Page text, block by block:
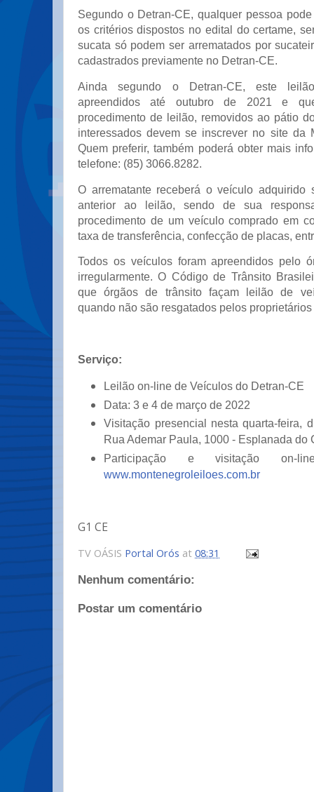
Segundo o Detran-CE, qualquer pessoa
os critérios dispostos no edital do certame,
sucata só podem ser arrematados por
cadastrados previamente no Detran-CE.
Ainda segundo o Detran-CE, este
apreendidos até outubro de 2021 e
procedimento de leilão, removidos ao pátio
interessados devem se inscrever no site da
Quem preferir, também poderá obter mais
telefone: (85) 3066.8282.
O arrematante receberá o veículo adquirido
anterior ao leilão, sendo de sua
procedimento de um veículo comprado em
taxa de transferência, confecção de placas,
Todos os veículos foram apreendidos pelo
irregularmente. O Código de Trânsito
que órgãos de trânsito façam leilão de
quando não são resgatados pelos
Serviço:
Leilão on-line de Veículos do Detran-CE
Data: 3 e 4 de março de 2022
Visitação presencial nesta quarta-feira,
Rua Ademar Paula, 1000 - Esplanada do
Participação e visitação on-
www.montenegroleiloes.com.br
G1 CE
TV OÁSIS Portal Orós at 08:31
Nenhum comentário:
Postar um comentário